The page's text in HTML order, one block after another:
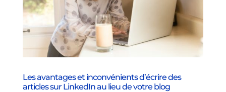
Les avantages et inconvénients d’écrire des
articles sur LinkedIn au lieu de votre blog